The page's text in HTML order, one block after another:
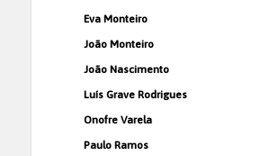
Eva Monteiro
João Monteiro
João Nascimento
Luís Grave Rodrigues
Onofre Varela
Paulo Ramos